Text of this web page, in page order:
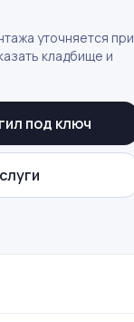
уточняется при
кладбище и
под ключ